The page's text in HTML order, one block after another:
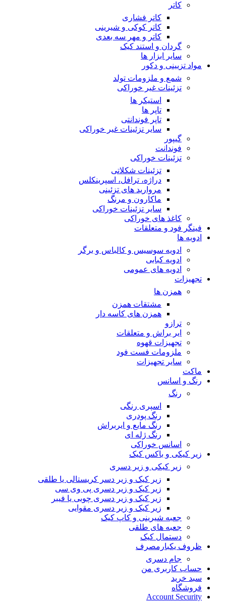
کاتر
کاتر فشاری
کاتر کوکی و شیرینی
کاتر و مهر سه بعدی
گردان و استند کیک
سایر ابزار ها
مواد تزیینی و دکور
شمع و ملزومات تولد
تزئینات غیر خوراکی
استیکر ها
تاپر ها
تاپر فوندانتی
سایر تزئینات غیر خوراکی
گیپور
فوندانت
تزئینات خوراکی
تزئینات شکلاتی
دراژه، ترافل، اسپرینکلس
مروارید های تزئینی
ماکارون و مرنگ
سایر تزئینات خوراکی
کاغذ های خوراکی
فینگر فود و متعلقات
ادویه ها
ادویه سوسیس و کالباس و برگر
ادویه کبابی
ادویه های عمومی
تجهیزات
همزن ها
مشتقات همزن
همزن های کاسه دار
ترازو
ایر براش و متعلقات
تجهیزات قهوه
ملزومات فست فود
سایر تجهیزات
ماکت
رنگ و اسانس
رنگ
اسپری رنگی
رنگ پودری
رنگ مایع و ایربراش
رنگ ژله ای
اسانس خوراکی
زیر کیکی و باکس کیک
زیر کیکی و زیر دسری
زیر کیک و زیر دسر کریستالی یا طلقی
زیر کیک و زیر دسری پی وی سی
زیر کیک و زیر دسری چوبی یا فیبر
زیر کیک و زیر دسری مقوایی
جعبه شیرینی و کاپ کیک
جعبه های طلقی
دستمال کیک
ظروف یکبارمصرف
جام دسری
حساب کاربری من
سبد خرید
فروشگاه
Account Security